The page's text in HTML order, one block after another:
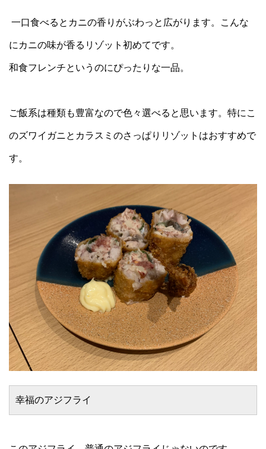
一口食べるとカニの香りがぶわっと広がります。こんな
にカニの味が香るリゾット初めてです。
和食フレンチというのにぴったりな一品。
ご飯系は種類も豊富なので色々選べると思います。特にこ
のズワイガニとカラスミのさっぱりリゾットはおすすめで
す。
幸福のアジフライ